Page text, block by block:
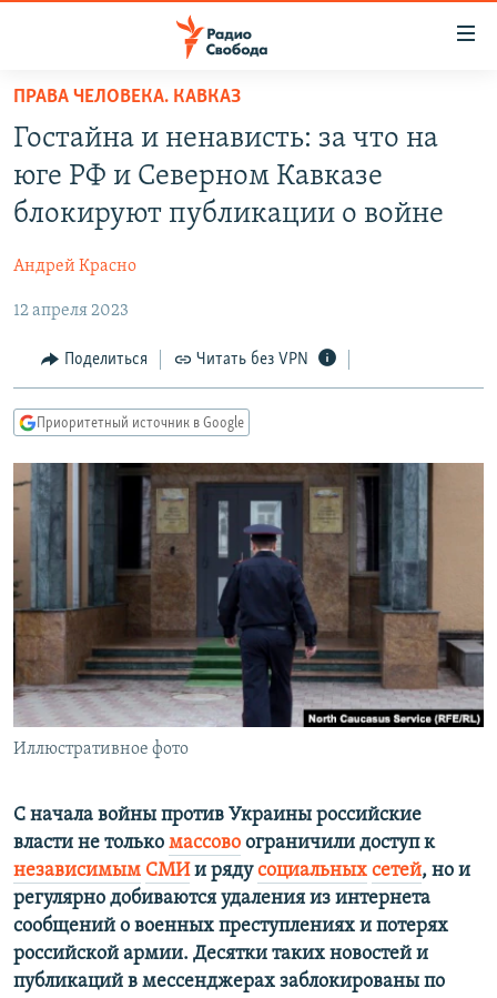
упрощенного
доступа
Вернуться
основному
Вернутся
навигации
Вернутся
поиску
ПОДКАСТЫ
АВТОРСКИЕ ПРОЕКТЫ
МНЕНИЯ
КУЛЬТУРА
IDEL.РЕАЛИИ
СЕВЕР.РЕАЛИИ
СИБИРЬ.РЕАЛИИ
РАСПИСАНИЕ ВЕЩАНИЯ
ПОДПИШИТЕСЬ НА РАССЫЛКУ
СОЦИАЛЬНЫЕ СЕТИ
ПРАВА ЧЕЛОВЕКА. КАВКАЗ
Гостайна и ненависть: за что на
юге РФ и Северном Кавказе
блокируют публикации о войне
Андрей Красно
12 апреля 2023
Поделиться Читать без VPN
Приоритетный источник в Google
Иллюстративное фото
С начала войны против Украины российские
власти не только массово ограничили доступ к
независимым СМИи рядусоциальных сетей, но и
регулярно добиваются удаления из интернета
сообщений о военных преступлениях и потерях
российской армии. Десятки таких новостей и
публикаций в мессенджерах заблокированы по